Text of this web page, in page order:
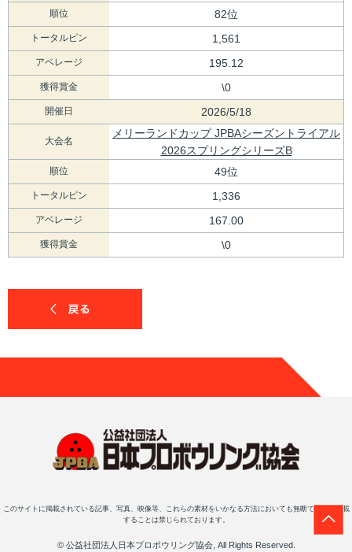
順位 82位
トータルピン 1,561
アベレージ 195.12
獲得賞金 \0
開催日 2026/5/18
大会名
メリーランドカップ JPBAシーズントライアル
2026スプリングシリーズB
順位 49位
トータルピン 1,336
アベレージ 167.00
獲得賞金 \0
このサイトに掲載されている記事、写真、映像等、これらの素材をいかなる方法においても無断で複写・転載
することは禁じられております。
© 公益社団法人日本プロボウリング協会, All Rights Reserved.